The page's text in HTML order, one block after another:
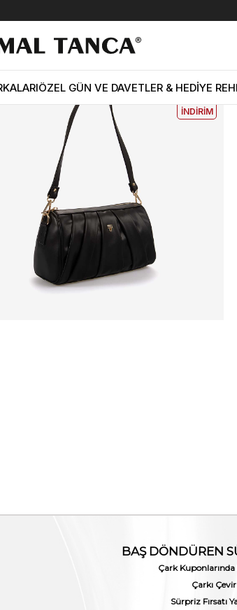
ÖZEL GÜN VE DAVETLER & HEDİYE
Omuz Çantası 2637
KODUYLA
%5
İNDİRİM